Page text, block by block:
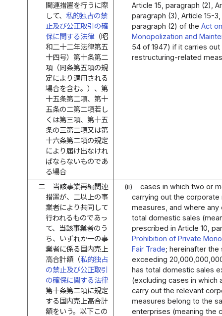
関連措置を行うに際
して、 私的独占の禁
止及び公正取引の確
保に関する法律（昭
和二十二年法律第五
十四号）第十条第二
項（同条第五項の規
定により適用される
場合を含む。）、第
十五条第二項、第十
五条の二第二項若し
くは第三項、第十五
条の三第二項又は第
十六条第二項の規定
により届け出なけれ
ばならないものであ
る場合
Article 15, paragraph (2),
paragraph (3), Article 15-
paragraph (2) of the Act
Monopolization and
54 of 1947) if it carries
restructuring-related
二
当該事業再編関連
措置が、二以上の事
業者により共同して
行われるものであっ
て、当該事業者のう
ち、いずれか一の事
業者に係る国内売上
高合計額（私的独占
の禁止及び公正取引
の確保に関する法律
第十条第二項に規定
する国内売上高合計
額をいう。以下この
(ii)
cases in which two or
carrying out the
measures, and where
total domestic sales
prescribed in Article 10,
Prohibition of Private
Fair Trade; hereinafter the
exceeding
has total domestic sales
(excluding cases in which
carry out the relevant
measures belong to the
enterprises (meaning the